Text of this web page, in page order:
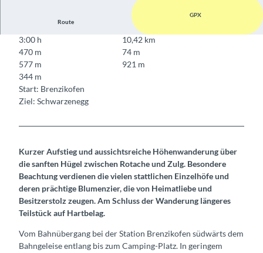
Route
GPX
3:00 h
10,42 km
470 m
74 m
577 m
921 m
344 m
Start: Brenzikofen
Ziel: Schwarzenegg
Kurzer Aufstieg und aussichtsreiche Höhenwanderung über
die sanften Hügel zwischen Rotache und Zulg. Besondere
Beachtung verdienen die vielen stattlichen Einzelhöfe und
deren prächtige Blumenzier, die von Heimatliebe und
Besitzerstolz zeugen. Am Schluss der Wanderung längeres
Teilstück auf Hartbelag.
Vom Bahnübergang bei der Station Brenzikofen südwärts dem
Bahngeleise entlang bis zum Camping-Platz. In geringem